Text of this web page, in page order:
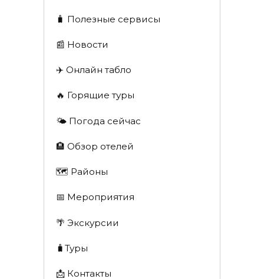
🧳 Полезные сервисы
📰 Новости
✈️ Онлайн табло
🔥 Горящие туры
🌤️ Погода сейчас
🏨 Обзор отелей
🗺 Районы
📅 Мероприятия
🌴 Экскурсии
🧳Туры
📩 Контакты